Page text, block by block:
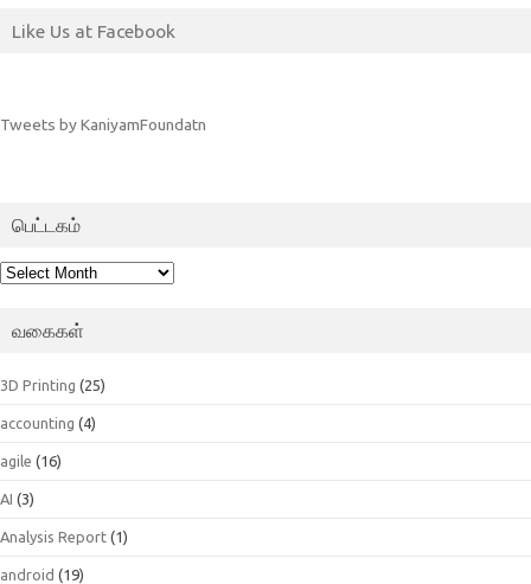
Like Us at Facebook
Tweets by KaniyamFoundatn
பெட்டகம்
பெட்டகம்
வகைகள்
3D Printing (25)
accounting (4)
agile (16)
AI (3)
Analysis Report (1)
android (19)